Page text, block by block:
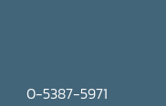
0-5387-5971